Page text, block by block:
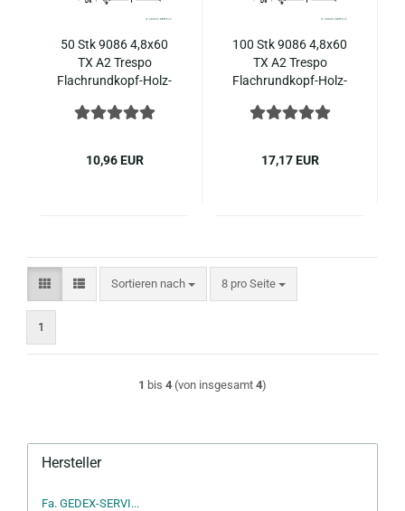
50 Stk 9086 4,8x60
TX A2 Tre­s­po
Flachrundkopf-​​Holz­
sechs­rund, Edel­stahl
10,96 EUR
100 Stk 9086 4,8x60
TX A2 Tre­s­po
Flachrundkopf-​​Holz­
sechs­rund, Edel­stahl
17,17 EUR
Sortieren nach
Sortieren nach 8 pro Seite
pro Seite
1
1 bis 4 (von insgesamt 4)
Hersteller
Fa. GEDEX-SERVI...